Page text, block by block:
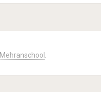
Mehranschool